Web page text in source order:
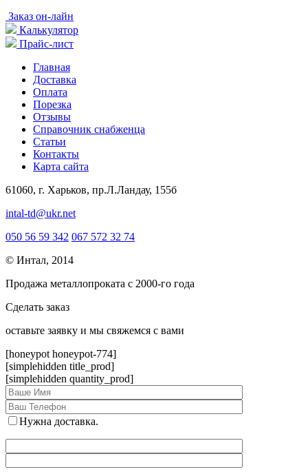
Заказ он-лайн
Калькулятор
Прайс-лист
Главная
Доставка
Оплата
Порезка
Отзывы
Справочник снабженца
Статьи
Контакты
Карта сайта
61060, г. Харьков, пр.Л.Ландау, 155б
intal-td@ukr.net
050 56 59 342 067 572 32 74
© Интал, 2014
Продажа металлопроката с 2000-го года
Сделать заказ
оcтавьте заявку и мы свяжемся с вами
[honeypot honeypot-774]
[simplehidden title_prod]
[simplehidden quantity_prod]
Нужна доставка.